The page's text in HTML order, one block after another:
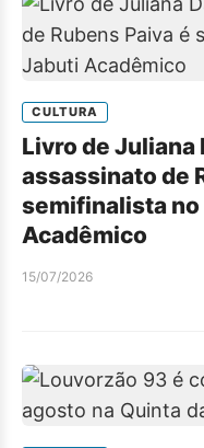
CULTURA
Livro de Juliana
assassinato de
semifinalista no
Acadêmico
15/07/2026